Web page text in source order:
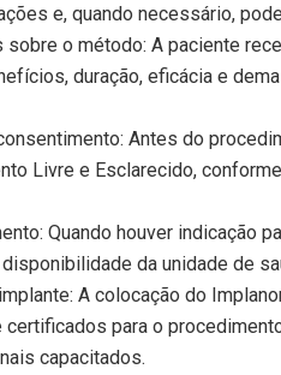
e, quando necessário,
sobre o método: A paciente
duração, eficácia e
Antes do
Livre e Esclarecido,
Quando houver indicação
da unidade de
A colocação do
para o
capacitados.